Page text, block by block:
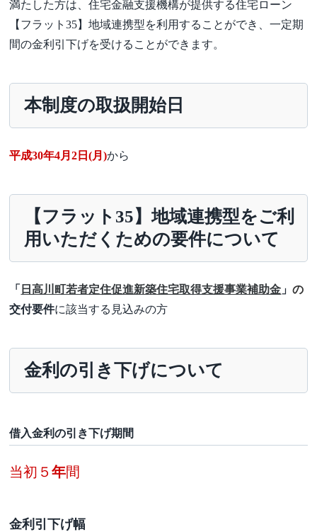
満たした方は、住宅金融支援機構が提供する住宅ローン
【フラット35】地域連携型を利用することができ、一定期
間の金利引下げを受けることができます。
本制度の取扱開始日
​平成30年4月2日(月)から
【フラット35】地域連携型をご利
用いただくための要件について
「 日高川町若者定住促進新築住宅取得支援事業補助金 」の
交付要件に該当する見込みの方
金利の引き下げについて
借入金利の引き下げ期間
当初５年間
金利引下げ幅